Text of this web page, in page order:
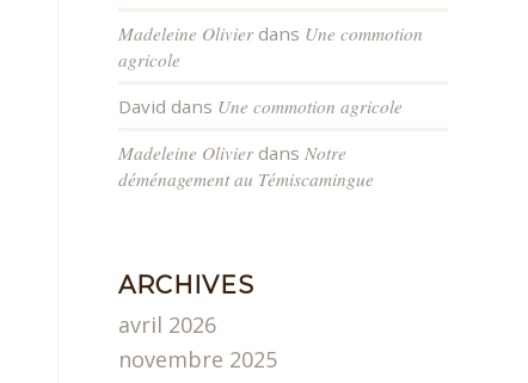
Madeleine Olivier dans Une commotion
agricole
David dans Une commotion agricole
Madeleine Olivier dansNotre
déménagement au Témiscamingue
ARCHIVES
avril 2026
novembre 2025